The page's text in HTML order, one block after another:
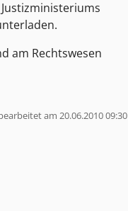
am Rechtswesen
am 20.06.2010 09:30